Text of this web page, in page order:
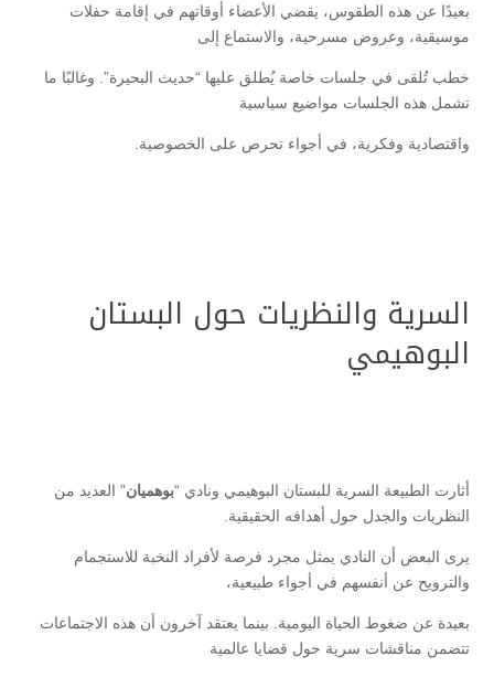
بعيدًا عن هذه الطقوس، يقضي الأعضاء أوقاتهم في إقامة حفلات
موسيقية، وعروض مسرحية، والاستماع إلى
خطب تُلقى في جلسات خاصة يُطلق عليها “حديث البحيرة”. وغالبًا ما
تشمل هذه الجلسات مواضيع سياسية
واقتصادية وفكرية، في أجواء تحرص على الخصوصية.
السرية والنظريات حول البستان
البوهيمي
أثارت الطبيعة السرية للبستان البوهيمي ونادي “بوهميان” العديد من
النظريات والجدل حول أهدافه الحقيقية.
يرى البعض أن النادي يمثل مجرد فرصة لأفراد النخبة للاستجمام
والترويح عن أنفسهم في أجواء طبيعية،
بعيدة عن ضغوط الحياة اليومية. بينما يعتقد آخرون أن هذه الاجتماعات
تتضمن مناقشات سرية حول قضايا عالمية